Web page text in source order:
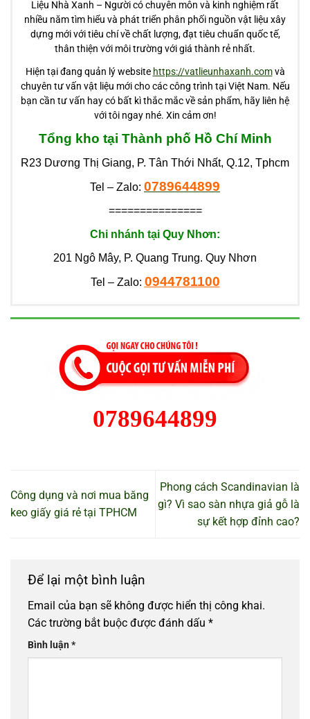
Liệu Nhà Xanh – Người có chuyên môn và kinh nghiệm rất
nhiều năm tìm hiểu và phát triển phân phối nguồn vật liệu xây
dựng mới với tiêu chí về chất lượng, đạt tiêu chuẩn quốc tế,
thân thiện với môi trường với giá thành rẻ nhất.
Hiện tại đang quản lý website https://vatlieunhaxanh.comvà
chuyên tư vấn vật liệu mới cho các công trình tại Việt Nam. Nếu
bạn cần tư vấn hay có bất kì thắc mắc về sản phẩm, hãy liên hệ
với tôi ngay nhé. Xin cảm ơn!
Tổng kho tại Thành phố Hồ Chí Minh
R23 Dương Thị Giang, P. Tân Thới Nhất, Q.12, Tphcm
Tel – Zalo: 0789644899
===============
Chi nhánh tại Quy Nhơn:
201 Ngô Mây, P. Quang Trung. Quy Nhơn
Tel – Zalo: 0944781100
0789644899
Công dụng và nơi mua băng
keo giấy giá rẻ tại TPHCM
Phong cách Scandinavian là
gì? Vì sao sàn nhựa giả gỗ là
sự kết hợp đỉnh cao?
Để lại một bình luận
Email của bạn sẽ không được hiển thị công khai.
Các trường bắt buộc được đánh dấu *
Bình luận*